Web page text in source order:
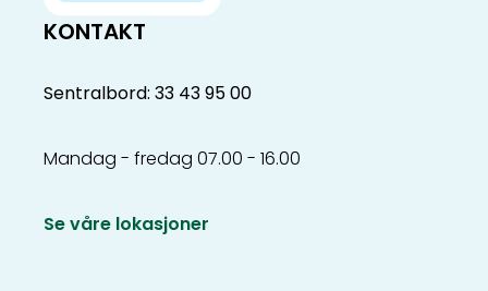
KONTAKT
Sentralbord: 33 43 95 00
Mandag - fredag 07.00 - 16.00
Se våre lokasjoner